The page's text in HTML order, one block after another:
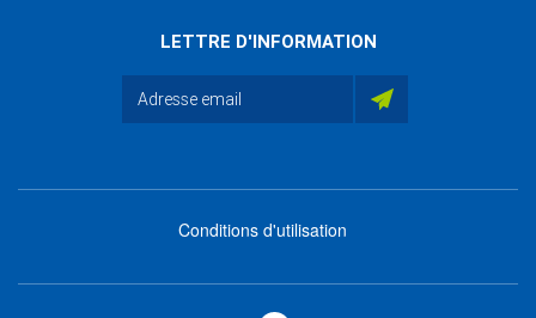
LETTRE D'INFORMATION
footer
Conditions d'utilisation